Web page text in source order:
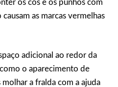
os cós e os punhos com
as marcas vermelhas
adicional ao redor da
o aparecimento de
a fralda com a ajuda